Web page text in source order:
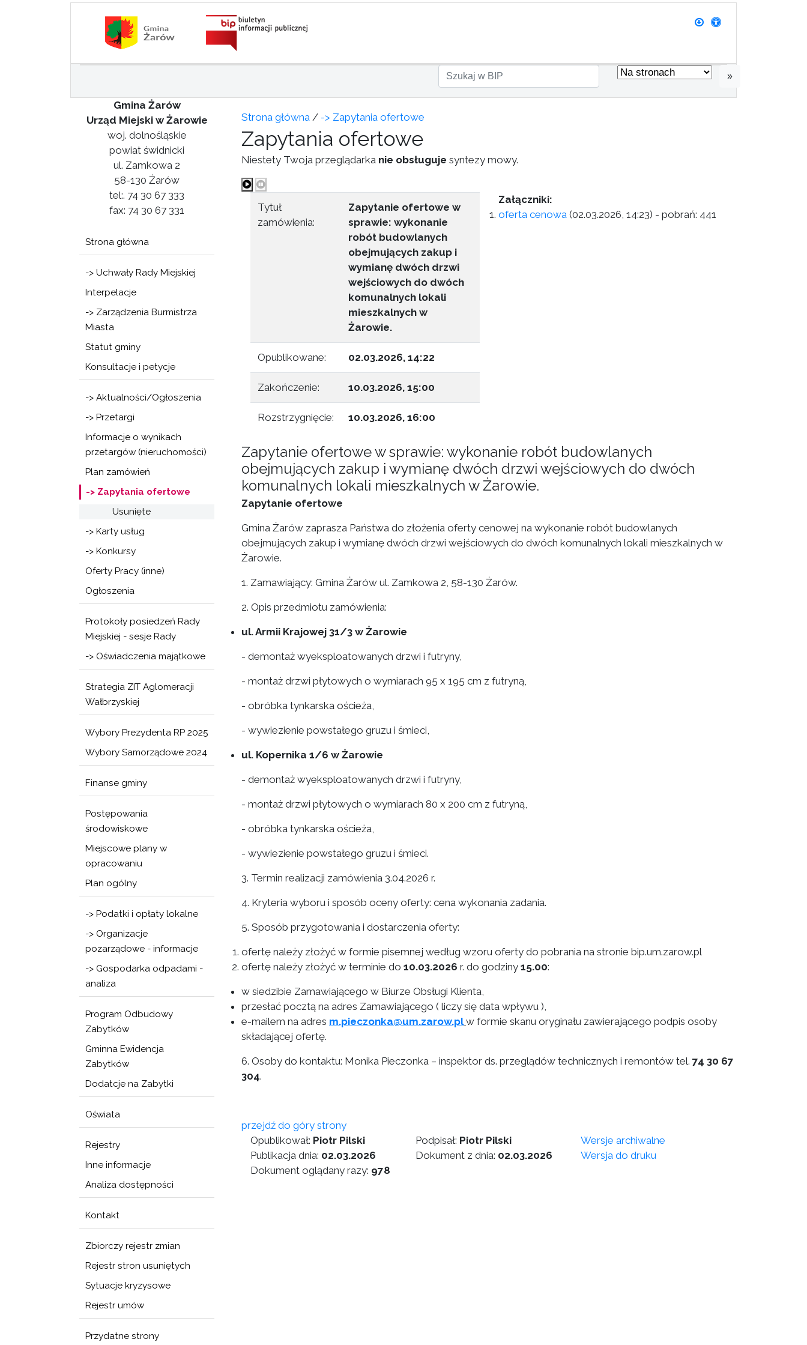
»
Gmina Żarów
Urząd Miejski w Żarowie
woj. dolnośląskie
powiat świdnicki
ul. Zamkowa 2
58-130 Żarów
tel:. 74 30 67 333
fax: 74 30 67 331
Strona główna
-> Uchwały Rady Miejskiej
Interpelacje
-> Zarządzenia Burmistrza
Miasta
Statut gminy
Konsultacje i petycje
-> Aktualności/Ogłoszenia
-> Przetargi
Informacje o wynikach
przetargów (nieruchomości)
Plan zamówień
-> Zapytania ofertowe
Usunięte
-> Karty usług
-> Konkursy
Oferty Pracy (inne)
Ogłoszenia
Protokoły posiedzeń Rady
Miejskiej - sesje Rady
-> Oświadczenia majątkowe
Strategia ZIT Aglomeracji
Wałbrzyskiej
Wybory Prezydenta RP 2025
Wybory Samorządowe 2024
Finanse gminy
Postępowania
środowiskowe
Miejscowe plany w
opracowaniu
Plan ogólny
-> Podatki i opłaty lokalne
-> Organizacje
pozarządowe - informacje
-> Gospodarka odpadami -
analiza
Program Odbudowy
Zabytków
Gminna Ewidencja
Zabytków
Dodatcje na Zabytki
Oświata
Rejestry
Inne informacje
Analiza dostępności
Kontakt
Zbiorczy rejestr zmian
Rejestr stron usuniętych
Sytuacje kryzysowe
Rejestr umów
Przydatne strony
Strona główna / -> Zapytania ofertowe
Zapytania ofertowe
Niestety Twoja przeglądarka nie obsługuje syntezy mowy.
Tytuł
zamówienia:
Zapytanie ofertowe w
sprawie: wykonanie
robót budowlanych
obejmujących zakup i
wymianę dwóch drzwi
wejściowych do dwóch
komunalnych lokali
mieszkalnych w
Żarowie.
Opublikowane: 02.03.2026, 14:22
Zakończenie: 10.03.2026, 15:00
Rozstrzygnięcie: 10.03.2026, 16:00
Załączniki:
oferta cenowa (02.03.2026, 14:23) - pobrań: 441
Zapytanie ofertowe w sprawie: wykonanie robót budowlanych
obejmujących zakup i wymianę dwóch drzwi wejściowych do dwóch
komunalnych lokali mieszkalnych w Żarowie.
Zapytanie ofertowe
Gmina Żarów zaprasza Państwa do złożenia oferty cenowej na wykonanie robót budowlanych
obejmujących zakup i wymianę dwóch drzwi wejściowych do dwóch komunalnych lokali mieszkalnych w
Żarowie.
1. Zamawiający: Gmina Żarów ul. Zamkowa 2, 58-130 Żarów.
2. Opis przedmiotu zamówienia:
ul. Armii Krajowej 31/3 w Żarowie
- demontaż wyeksploatowanych drzwi i futryny,
- montaż drzwi płytowych o wymiarach 95 x 195 cm z futryną,
- obróbka tynkarska ościeża,
- wywiezienie powstałego gruzu i śmieci,
ul. Kopernika 1/6 w Żarowie
- demontaż wyeksploatowanych drzwi i futryny,
- montaż drzwi płytowych o wymiarach 80 x 200 cm z futryną,
- obróbka tynkarska ościeża,
- wywiezienie powstałego gruzu i śmieci.
3. Termin realizacji zamówienia 3.04.2026 r.
4. Kryteria wyboru i sposób oceny oferty: cena wykonania zadania.
5. Sposób przygotowania i dostarczenia oferty:
ofertę należy złożyć w formie pisemnej według wzoru oferty do pobrania na stronie bip.um.zarow.pl
ofertę należy złożyć w terminie do 10.03.2026 r. do godziny 15.00:
w siedzibie Zamawiającego w Biurze Obsługi Klienta,
przesłać pocztą na adres Zamawiającego ( liczy się data wpływu ),
e-mailem na adres m.pieczonka@um.zarow.pl w formie skanu oryginału zawierającego podpis osoby
składającej ofertę.
6. Osoby do kontaktu: Monika Pieczonka – inspektor ds. przeglądów technicznych i remontów tel. 74 30 67
304.
przejdź do góry strony
Opublikował: Piotr Pilski
Publikacja dnia: 02.03.2026
Dokument oglądany razy: 978
Podpisał: Piotr Pilski
Dokument z dnia: 02.03.2026
Wersje archiwalne
Wersja do druku